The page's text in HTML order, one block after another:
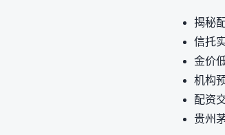
揭秘
信托
金价
机构
配资
贵州